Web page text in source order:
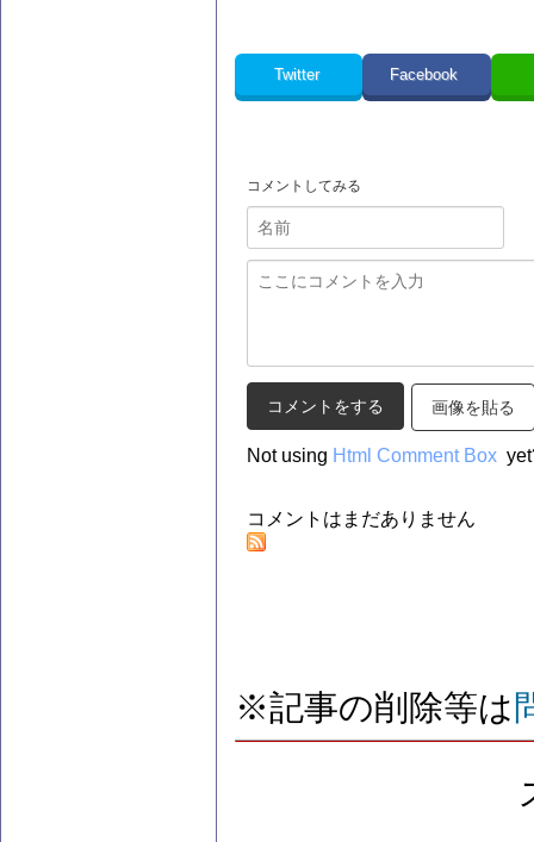
Twitter Facebook
コメントしてみる
画像を貼る
Not using Html Comment Box
コメントはまだありません
※記事の削除等は